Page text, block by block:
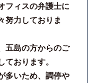
フィスの弁護士に
努力しておりま
五島の方からのご
ております。
多いため、調停や